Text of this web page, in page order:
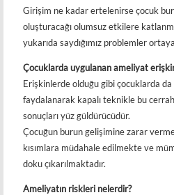
Girişim ne kadar ertelenirse çocuk
oluşturacağı olumsuz etkilere
yukarıda saydığımız problemler
Çocuklarda uygulanan ameliyat
Erişkinlerde olduğu gibi çocuklarda
faydalanarak kapalı teknikle bu
sonuçları yüz güldürücüdür.
Çocuğun burun gelişimine zarar
kısımlara müdahale edilmekte ve
doku çıkarılmaktadır.
Ameliyatın riskleri nelerdir?